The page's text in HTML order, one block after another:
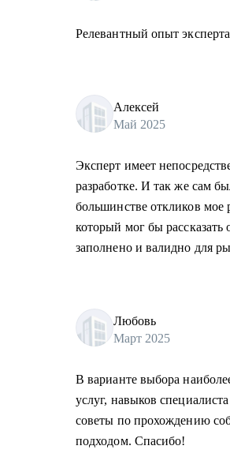
Релевантный опыт
Алексей
Май 2025
Эксперт имеет
разработке. И так же сам
большинстве откликов мое
который мог бы рассказать
заполнено и валидно для
Любовь
Март 2025
В варианте выбора
услуг, навыков
советы по прохождению
подходом. Спасибо!